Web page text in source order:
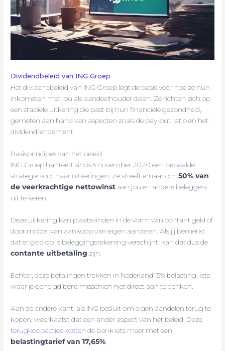
Dividendbeleid van ING Groep
Het dividendbeleid van ING Groep legt de basis voor hoe ze hun
inkomsten met jou als aandeelhouder delen. Ze richten zich op
een stabiele uitkering die past bij hun financiële gezondheid,
gemeten aan hand van aspecten zoals de pay-out ratio en het
dividendrendement.
Basisprincipes van het beleid
ING Groep hanteert sinds 5 november 2020 een bepaalde
strategie voor haar uitkeringen. Ze streeft ernaar om50% van
de veerkrachtige nettowinst aan jou en andere beleggers
uit te keren.
Deze uitkering kan plaatsvinden in de vorm van contant geld of
door middel van aankoop van eigen aandelen. Als jij bemerkt
dat er geld op je beleggingsrekening verschijnt, kan dat dus de
contante uitbetaling zijn.
Echter, deze betalingen trekken in Nederland 15% belasting, iets
waar je geneigd bent misschien niet direct aan te denken.
Aan de andere kant, als ING besluit om eigen aandelen terug te
kopen, weerkaatst dat een ander aspect van het beleid. Deze
terugkoopacties kosten de bank iets meer met een
belastingtarief van 17,65%